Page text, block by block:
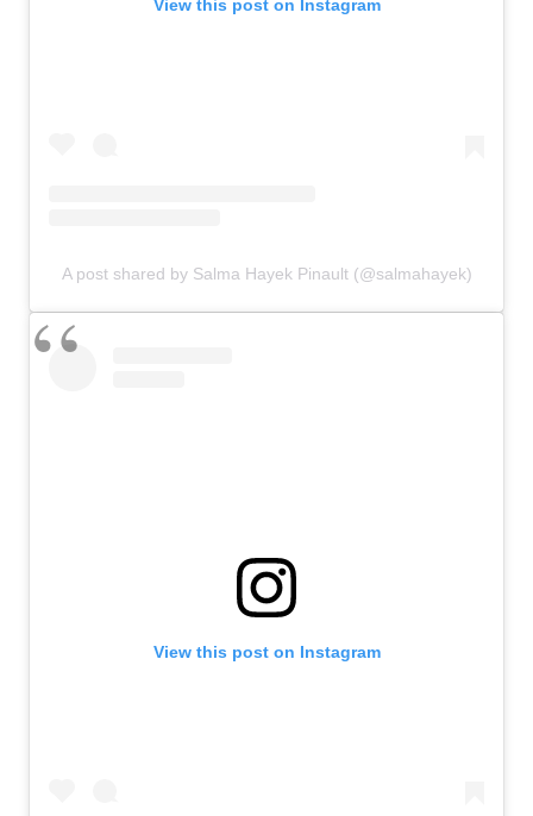
View this post on Instagram
A post shared by Salma Hayek Pinault (@salmahayek)
View this post on Instagram